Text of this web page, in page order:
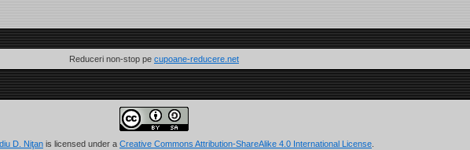
Reduceri non-stop pe cupoane-reducere.net
D. Niţan is licensed under a Creative Commons Attribution-ShareAlike 4.0 International License